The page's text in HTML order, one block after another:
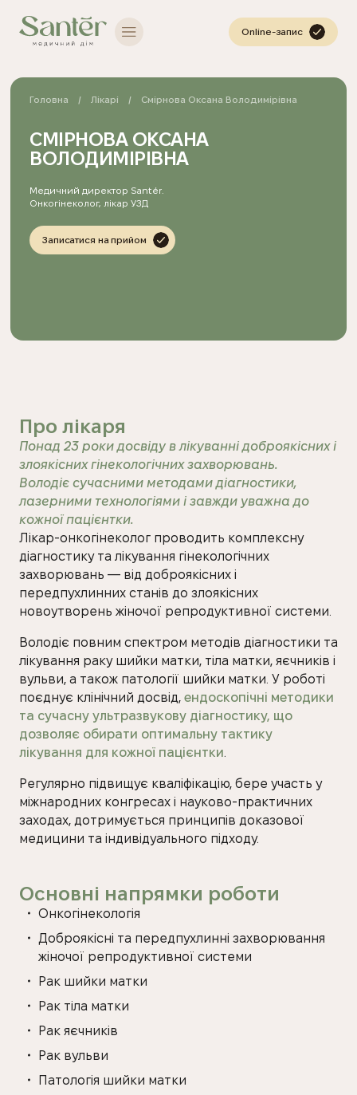
Online-запис
Головна Лікарі Смірнова Оксана Володимірівна
СМІРНОВА ОКСАНА
ВОЛОДИМІРІВНА
Медичний директор Santér.
Онкогінеколог, лікар УЗД
Записатися на прийом
Про лікаря
Понад 23 роки досвіду в лікуванні доброякісних і
злоякісних гінекологічних захворювань.
Володіє сучасними методами діагностики,
лазерними технологіями і завжди уважна до
кожної пацієнтки.
Лікар-онкогінеколог проводить комплексну
діагностику та лікування гінекологічних
захворювань — від доброякісних і
передпухлинних станів до злоякісних
новоутворень жіночої репродуктивної системи.
Володіє повним спектром методів діагностики та
лікування раку шийки матки, тіла матки, яєчників і
вульви, а також патології шийки матки. У роботі
поєднує клінічний досвід, ендоскопічні методики
та сучасну ультразвукову діагностику, що
дозволяє обирати оптимальну тактику
лікування для кожної пацієнтки.
Регулярно підвищує кваліфікацію, бере участь у
міжнародних конгресах і науково-практичних
заходах, дотримується принципів доказової
медицини та індивідуального підходу.
Основні напрямки роботи
Онкогінекологія
Доброякісні та передпухлинні захворювання
жіночої репродуктивної системи
Рак шийки матки
Рак тіла матки
Рак яєчників
Рак вульви
Патологія шийки матки